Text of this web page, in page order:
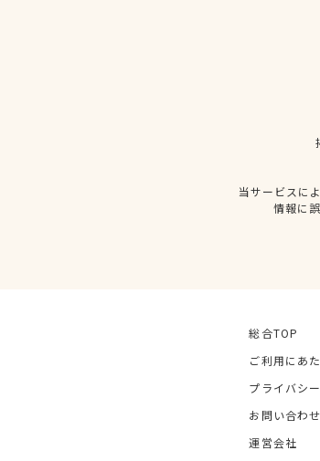
当サービスに
情報に
総合TOP
ご利用にあ
プライバシ
お問い合わせ
運営会社